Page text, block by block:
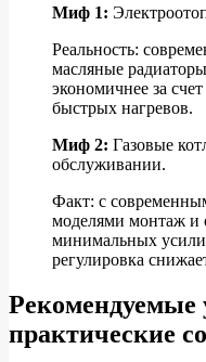
Миф 1:
Реальность:
масляные
экономичнее за
быстрых нагревов.
Миф 2: Газовые
обслуживании.
Факт: с
моделями монтаж и
минимальных
регулировка
Рекомендуемые
практические